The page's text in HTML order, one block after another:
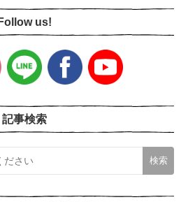
Follow us!
記事検索